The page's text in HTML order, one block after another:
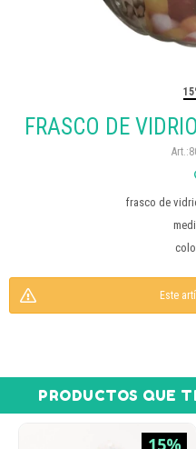
FRASCO DE
frasco de
Este
PRODUCTOS QUE